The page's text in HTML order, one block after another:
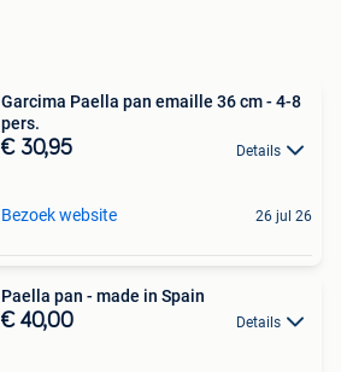
Garcima Paella pan emaille 36 cm - 4-8
pers.
€ 30,95 Details
Bezoek website 26 jul 26
Paella pan - made in Spain
€ 40,00 Details